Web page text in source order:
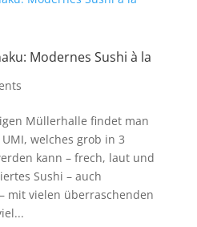
Modernes Sushi à la
Müllerhalle findet man
welches grob in 3
kann – frech, laut und
Sushi – auch
mit vielen überraschenden